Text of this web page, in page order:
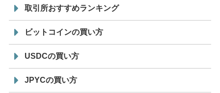
取引所おすすめランキング
ビットコインの買い方
USDCの買い方
JPYCの買い方